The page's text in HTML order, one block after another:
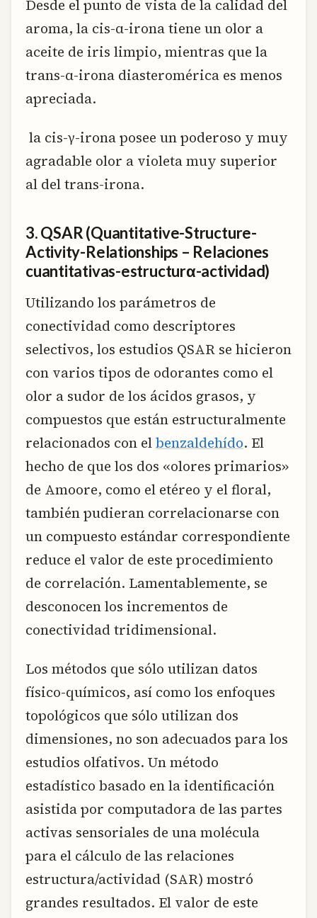
Desde el punto de vista de la calidad del
aroma, la cis-α-irona tiene un olor a
aceite de iris limpio, mientras que la
trans-α-irona diasteromérica es menos
apreciada.
la cis-γ-irona posee un poderoso y muy
agradable olor a violeta muy superior
al del trans-irona.
3. QSAR (Quantitative-Structure-
Activity-Relationships – Relaciones
cuantitativas-estructurα-actividad)
Utilizando los parámetros de
conectividad como descriptores
selectivos, los estudios QSAR se hicieron
con varios tipos de odorantes como el
olor a sudor de los ácidos grasos, y
compuestos que están estructuralmente
relacionados con elbenzaldehído. El
hecho de que los dos «olores primarios»
de Amoore, como el etéreo y el floral,
también pudieran correlacionarse con
un compuesto estándar correspondiente
reduce el valor de este procedimiento
de correlación. Lamentablemente, se
desconocen los incrementos de
conectividad tridimensional.
Los métodos que sólo utilizan datos
físico-químicos, así como los enfoques
topológicos que sólo utilizan dos
dimensiones, no son adecuados para los
estudios olfativos. Un método
estadístico basado en la identificación
asistida por computadora de las partes
activas sensoriales de una molécula
para el cálculo de las relaciones
estructura/actividad (SAR) mostró
grandes resultados. El valor de este